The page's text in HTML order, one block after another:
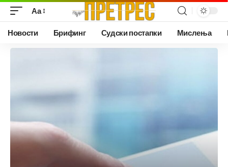
Аа
Новости Брифинг Судски постапки Мислења